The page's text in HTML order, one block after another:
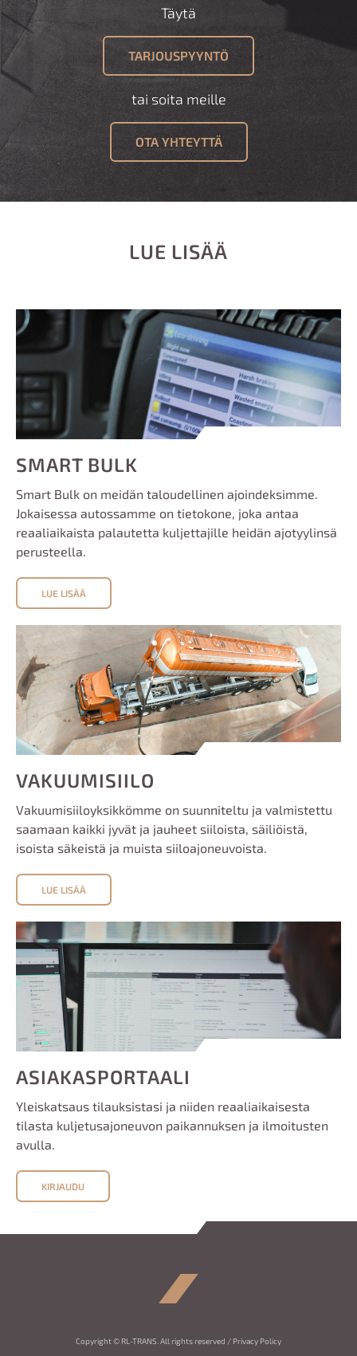
Täytä
TARJOUSPYYNTÖ
tai soita meille
OTA YHTEYTTÄ
LUE LISÄÄ
SMART BULK
Smart Bulk on meidän taloudellinen ajoindeksimme.
Jokaisessa autossamme on tietokone, joka antaa
reaaliaikaista palautetta kuljettajille heidän ajotyylinsä
perusteella.
LUE LISÄÄ
VAKUUMISIILO
Vakuumisiiloyksikkömme on suunniteltu ja valmistettu
saamaan kaikki jyvät ja jauheet siiloista, säiliöistä,
isoista säkeistä ja muista siiloajoneuvoista.
LUE LISÄÄ
ASIAKASPORTAALI
Yleiskatsaus tilauksistasi ja niiden reaaliaikaisesta
tilasta kuljetusajoneuvon paikannuksen ja ilmoitusten
avulla.
KIRJAUDU
Copyright © RL-TRANS. All rights reserved / Privacy Policy